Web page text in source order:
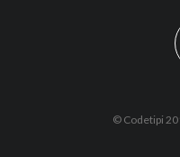
© Codetipi